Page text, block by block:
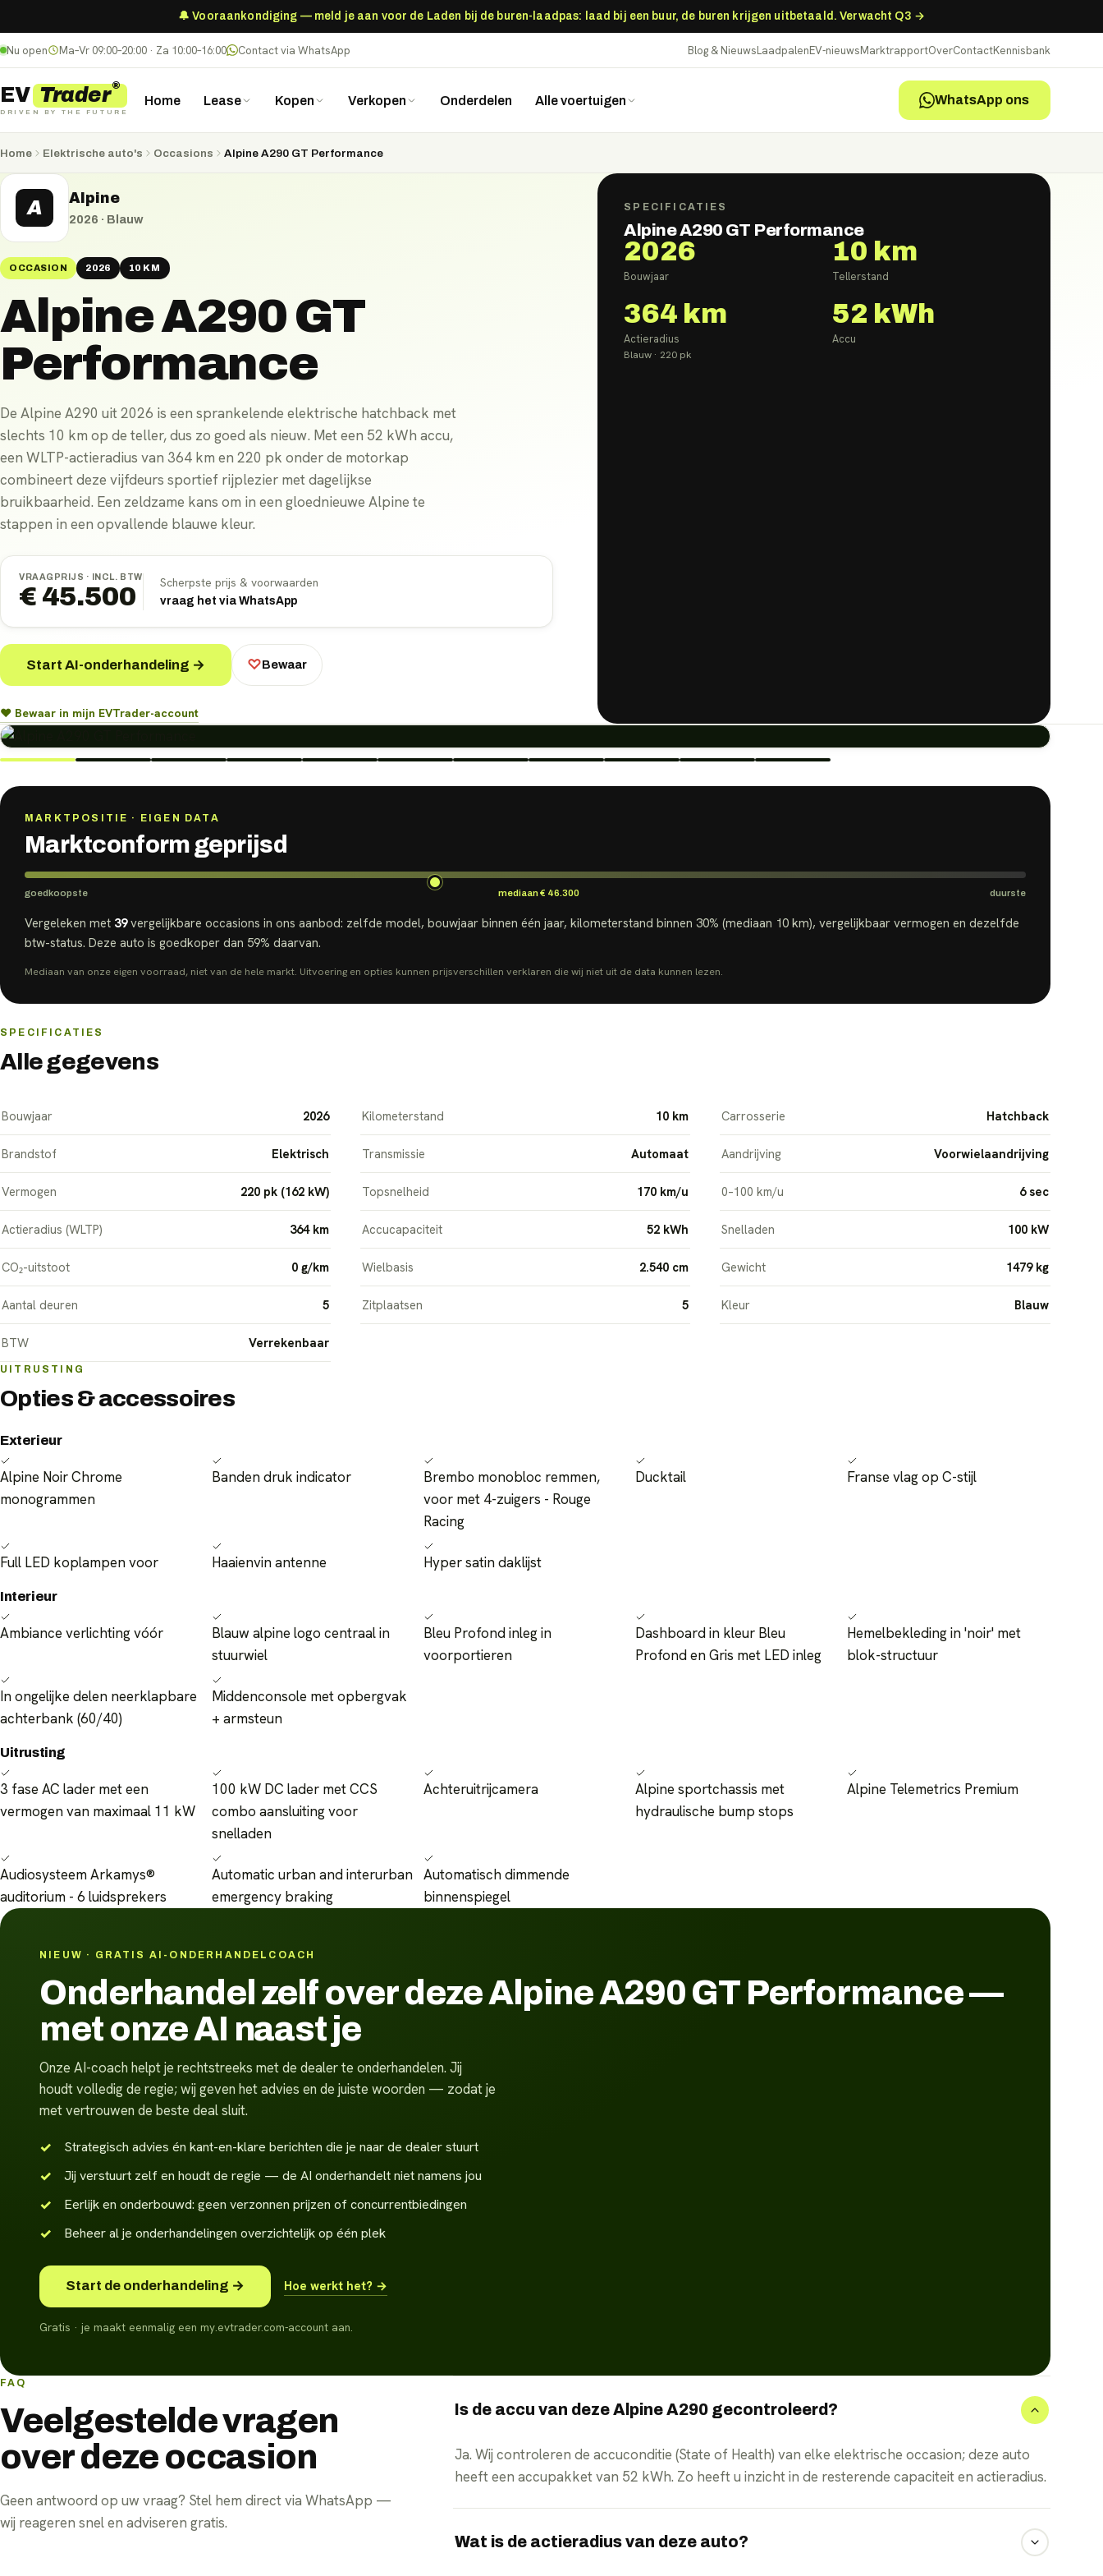
🔔 Vooraankondiging — meld je aan voor de Laden bij de buren-laadpas: laad bij een buur, de buren krijgen uitbetaald. Verwacht Q3 →
Nu open Ma–Vr 09:00–20:00 · Za 10:00–16:00 Contact via WhatsApp Blog & NieuwsLaadpalenEV-nieuwsMarktrapportOverContactKennisbank
EV Trader®
DRIVEN BY THE FUTURE
Home Lease Kopen Verkopen Onderdelen Alle voertuigen WhatsApp ons
Home Elektrische auto's Occasions Alpine A290 GT Performance
A Alpine
2026 · Blauw
OCCASION 2026 10 KM
Alpine A290 GT
Performance
De Alpine A290 uit 2026 is een sprankelende elektrische hatchback met
slechts 10 km op de teller, dus zo goed als nieuw. Met een 52 kWh accu,
een WLTP-actieradius van 364 km en 220 pk onder de motorkap
combineert deze vijfdeurs sportief rijplezier met dagelijkse
bruikbaarheid. Een zeldzame kans om in een gloednieuwe Alpine te
stappen in een opvallende blauwe kleur.
VRAAGPRIJS · INCL. BTW
€ 45.500
Scherpste prijs & voorwaarden
vraag het via WhatsApp
Start AI-onderhandeling → ♡Bewaar
♥ Bewaar in mijn EVTrader-account
SPECIFICATIES
Alpine A290 GT Performance
2026
Bouwjaar
10 km
Tellerstand
364 km
Actieradius
52 kWh
Accu
Blauw · 220 pk
MARKTPOSITIE · EIGEN DATA
Marktconform geprijsd
goedkoopste mediaan€ 46.300 duurste
Vergeleken met 39vergelijkbare occasions in ons aanbod: zelfde model, bouwjaar binnen één jaar, kilometerstand binnen 30% (mediaan 10 km), vergelijkbaar vermogen en dezelfde
btw-status. Deze auto is goedkoper dan 59% daarvan.
Mediaan van onze eigen voorraad, niet van de hele markt. Uitvoering en opties kunnen prijsverschillen verklaren die wij niet uit de data kunnen lezen.
SPECIFICATIES
Alle gegevens
Bouwjaar 2026 Kilometerstand 10 km Carrosserie Hatchback
Brandstof Elektrisch Transmissie Automaat Aandrijving Voorwielaandrijving
Vermogen 220 pk (162 kW) Topsnelheid 170 km/u 0–100 km/u 6 sec
Actieradius (WLTP) 364 km Accucapaciteit 52 kWh Snelladen 100 kW
CO₂-uitstoot 0 g/km Wielbasis 2.540 cm Gewicht 1479 kg
Aantal deuren 5 Zitplaatsen 5 Kleur Blauw
BTW Verrekenbaar
UITRUSTING
Opties & accessoires
Exterieur
Alpine Noir Chrome
monogrammen
Banden druk indicator
Brembo monobloc remmen,
voor met 4-zuigers - Rouge
Racing
Ducktail Franse vlag op C-stijl
Full LED koplampen voor Haaienvin antenne Hyper satin daklijst
Interieur
Ambiance verlichting vóór
Blauw alpine logo centraal in
stuurwiel
Bleu Profond inleg in
voorportieren
Dashboard in kleur Bleu
Profond en Gris met LED inleg
Hemelbekleding in 'noir' met
blok-structuur
In ongelijke delen neerklapbare
achterbank (60/40)
Middenconsole met opbergvak
+ armsteun
Uitrusting
3 fase AC lader met een
vermogen van maximaal 11 kW
100 kW DC lader met CCS
combo aansluiting voor
snelladen
Achteruitrijcamera
Alpine sportchassis met
hydraulische bump stops
Alpine Telemetrics Premium
Audiosysteem Arkamys®
auditorium - 6 luidsprekers
Automatic urban and interurban
emergency braking
Automatisch dimmende
binnenspiegel
NIEUW · GRATIS AI-ONDERHANDELCOACH
Onderhandel zelf over deze Alpine A290 GT Performance —
met onze AI naast je
Onze AI-coach helpt je rechtstreeks met de dealer te onderhandelen. Jij
houdt volledig de regie; wij geven het advies en de juiste woorden — zodat je
met vertrouwen de beste deal sluit.
Strategisch advies én kant-en-klare berichten die je naar de dealer stuurt
Jij verstuurt zelf en houdt de regie — de AI onderhandelt niet namens jou
Eerlijk en onderbouwd: geen verzonnen prijzen of concurrentbiedingen
Beheer al je onderhandelingen overzichtelijk op één plek
Start de onderhandeling → Hoe werkt het? →
Gratis · je maakt eenmalig een my.evtrader.com-account aan.
FAQ
Veelgestelde vragen
over deze occasion
Geen antwoord op uw vraag? Stel hem direct via WhatsApp —
wij reageren snel en adviseren gratis.
Is de accu van deze Alpine A290 gecontroleerd?
Ja. Wij controleren de accuconditie (State of Health) van elke elektrische occasion; deze auto
heeft een accupakket van 52 kWh. Zo heeft u inzicht in de resterende capaciteit en actieradius.
Wat is de actieradius van deze auto?